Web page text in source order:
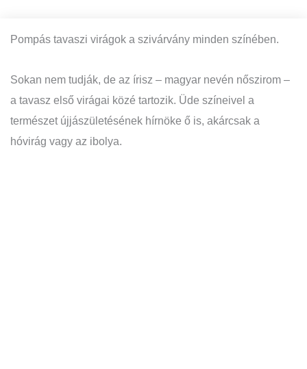
Pompás tavaszi virágok a szivárvány minden színében.
Sokan nem tudják, de az írisz – magyar nevén nőszirom –
a tavasz első virágai közé tartozik. Üde színeivel a
természet újjászületésének hírnöke ő is, akárcsak a
hóvirág vagy az ibolya.